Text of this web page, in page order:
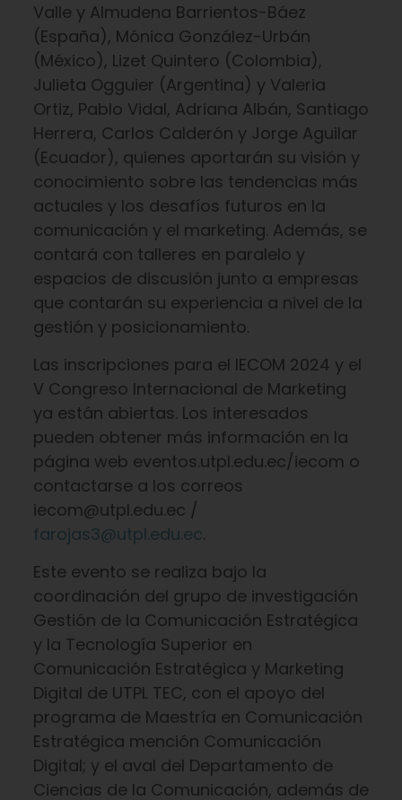
Valle y Almudena Barrientos-Báez
(España), Mónica González-Urbán
(México), Lizet Quintero (Colombia),
Julieta Ogguier (Argentina) y Valeria
Ortiz, Pablo Vidal, Adriana Albán, Santiago
Herrera, Carlos Calderón y Jorge Aguilar
(Ecuador), quienes aportarán su visión y
conocimiento sobre las tendencias más
actuales y los desafíos futuros en la
comunicación y el marketing. Además, se
contará con talleres en paralelo y
espacios de discusión junto a empresas
que contarán su experiencia a nivel de la
gestión y posicionamiento.
Las inscripciones para el IECOM 2024 y el
V Congreso Internacional de Marketing
ya están abiertas. Los interesados
pueden obtener más información en la
página web eventos.utpl.edu.ec/iecom o
contactarse a los correos
iecom@utpl.edu.ec /
farojas3@utpl.edu.ec.
Este evento se realiza bajo la
coordinación del grupo de investigación
Gestión de la Comunicación Estratégica
y la Tecnología Superior en
Comunicación Estratégica y Marketing
Digital de UTPL TEC, con el apoyo del
programa de Maestría en Comunicación
Estratégica mención Comunicación
Digital; y el aval del Departamento de
Ciencias de la Comunicación, además de